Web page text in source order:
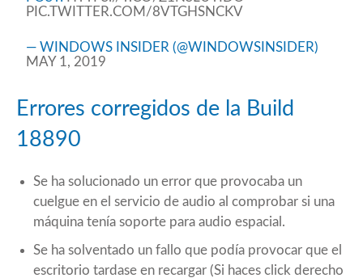
PIC.TWITTER.COM/8VTGHSNCKV
— WINDOWS INSIDER (@WINDOWSINSIDER)
MAY 1, 2019
Errores corregidos de la Build
18890
Se ha solucionado un error que provocaba un
cuelgue en el servicio de audio al comprobar si una
máquina tenía soporte para audio espacial.
Se ha solventado un fallo que podía provocar que el
escritorio tardase en recargar (Si haces click derecho